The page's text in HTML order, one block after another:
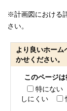
※計画図における
さい。
より良いホーム
かせください。
このページは
特にない
しにくい